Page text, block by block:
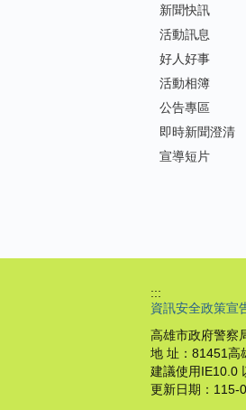
新聞快訊
活動訊息
好人好事
活動相簿
公告專區
即時新聞澄清
宣導短片
:::
資訊安全政策宣
高雄市政府警察
地 址：81451高
建議使用IE10.0
更新日期： 115-